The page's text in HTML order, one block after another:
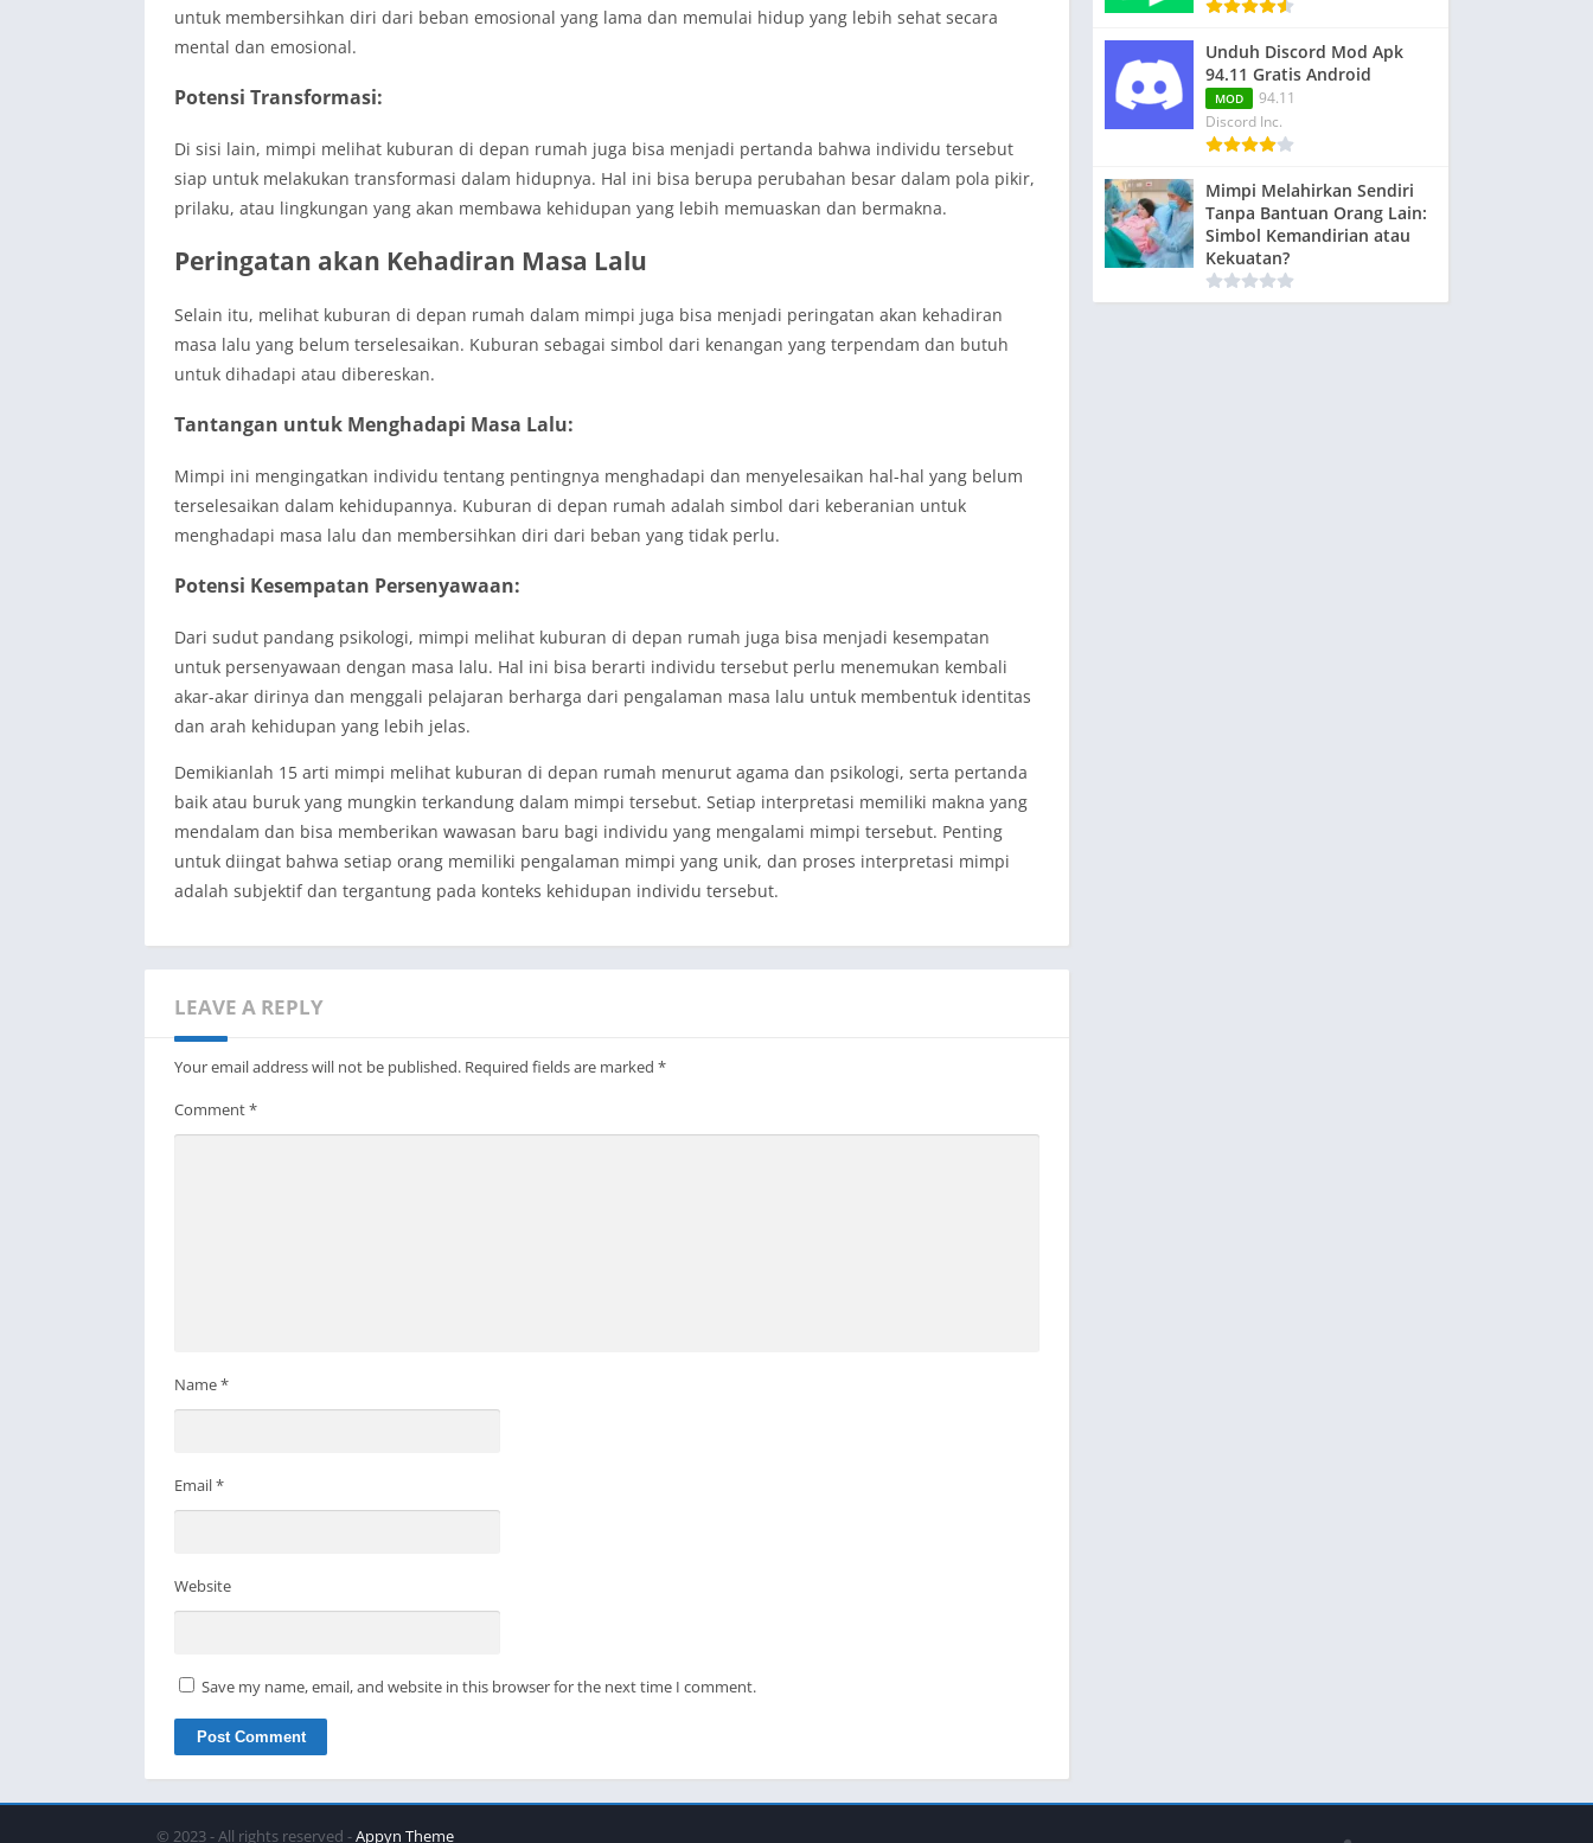
untuk membersihkan diri dari beban emosional yang lama dan memulai hidup yang lebih sehat secara
mental dan emosional.
Potensi Transformasi:
Di sisi lain, mimpi melihat kuburan di depan rumah juga bisa menjadi pertanda bahwa individu tersebut
siap untuk melakukan transformasi dalam hidupnya. Hal ini bisa berupa perubahan besar dalam pola pikir,
prilaku, atau lingkungan yang akan membawa kehidupan yang lebih memuaskan dan bermakna.
Peringatan akan Kehadiran Masa Lalu
Selain itu, melihat kuburan di depan rumah dalam mimpi juga bisa menjadi peringatan akan kehadiran
masa lalu yang belum terselesaikan. Kuburan sebagai simbol dari kenangan yang terpendam dan butuh
untuk dihadapi atau dibereskan.
Tantangan untuk Menghadapi Masa Lalu:
Mimpi ini mengingatkan individu tentang pentingnya menghadapi dan menyelesaikan hal-hal yang belum
terselesaikan dalam kehidupannya. Kuburan di depan rumah adalah simbol dari keberanian untuk
menghadapi masa lalu dan membersihkan diri dari beban yang tidak perlu.
Potensi Kesempatan Persenyawaan:
Dari sudut pandang psikologi, mimpi melihat kuburan di depan rumah juga bisa menjadi kesempatan
untuk persenyawaan dengan masa lalu. Hal ini bisa berarti individu tersebut perlu menemukan kembali
akar-akar dirinya dan menggali pelajaran berharga dari pengalaman masa lalu untuk membentuk identitas
dan arah kehidupan yang lebih jelas.
Demikianlah 15 arti mimpi melihat kuburan di depan rumah menurut agama dan psikologi, serta pertanda
baik atau buruk yang mungkin terkandung dalam mimpi tersebut. Setiap interpretasi memiliki makna yang
mendalam dan bisa memberikan wawasan baru bagi individu yang mengalami mimpi tersebut. Penting
untuk diingat bahwa setiap orang memiliki pengalaman mimpi yang unik, dan proses interpretasi mimpi
adalah subjektif dan tergantung pada konteks kehidupan individu tersebut.
LEAVE A REPLY
Your email address will not be published. Required fields are marked *
Comment*
Name*
Email*
Website
Save my name, email, and website in this browser for the next time I comment.
Unduh Discord Mod Apk
94.11 Gratis Android
MOD
94.11
Discord Inc.
Mimpi Melahirkan Sendiri
Tanpa Bantuan Orang Lain:
Simbol Kemandirian atau
Kekuatan?
© 2023 - All rights reserved -Appyn Theme